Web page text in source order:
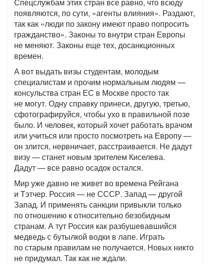
появляются, по сути, «агенты влияния». Раздают,
так как «люди по закону имеют право попросить
гражданство». Законы то внутри стран Европы
не меняют. Законы еще тех, досанкционных
времен.
А вот выдать визы студентам, молодым
специалистам и прочим нормальным людям —
консульства стран ЕС в Москве просто так
не могут. Одну справку принеси, другую, третью,
сфотографируйся, чтобы ухо в правильной позе
было. И человек, который хочет работать врачом
или учиться или просто посмотреть на Европу —
он злится, нервничает, расстраивается. Не дадут
визу — станет новым зрителем Киселева.
Дадут — все равно осадок остался.
Мир уже давно не живет во времена Рейгана
и Тэтчер. Россия — не СССР. Запад — другой
Запад. И применять санкции привыкли только
по отношению к относительно безобидным
странам. А тут Россия как разбушевавшийся
медведь с бутылкой водки в лапе. Играть
по старым правилам не получается. Новых никто
не придумал. Так как не ждали.